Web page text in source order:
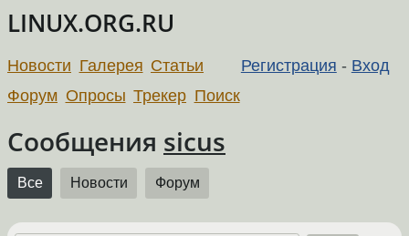
LINUX.ORG.RU
Регистрация - Вход
Новости Галерея Статьи
Форум Опросы Трекер Поиск
Сообщения sicus
Все Новости Форум